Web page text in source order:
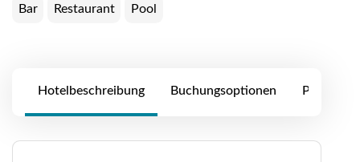
Bar Restaurant Pool
Hotelbeschreibung Buchungsoptionen Preise